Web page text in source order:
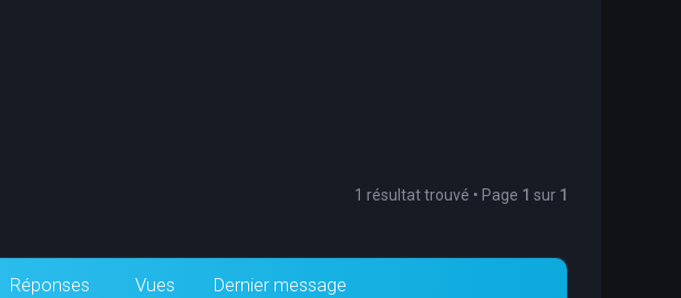
1 résultat trouvé • Page 1 sur 1
Réponses Vues Dernier message